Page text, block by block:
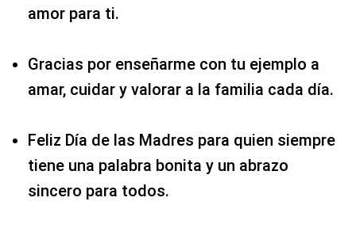
amor para ti.
Gracias por enseñarme con tu ejemplo a
amar, cuidar y valorar a la familia cada día.
Feliz Día de las Madres para quien siempre
tiene una palabra bonita y un abrazo
sincero para todos.